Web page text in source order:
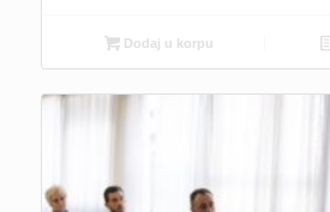
Dodaj u korpu